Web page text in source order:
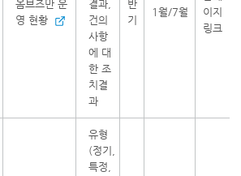
옴브즈만 운
영 현황
결과,
건의
사항
에 대
한 조
치결
과
반
기
1월/7월
이지
링크
유형
(정기,
특정,